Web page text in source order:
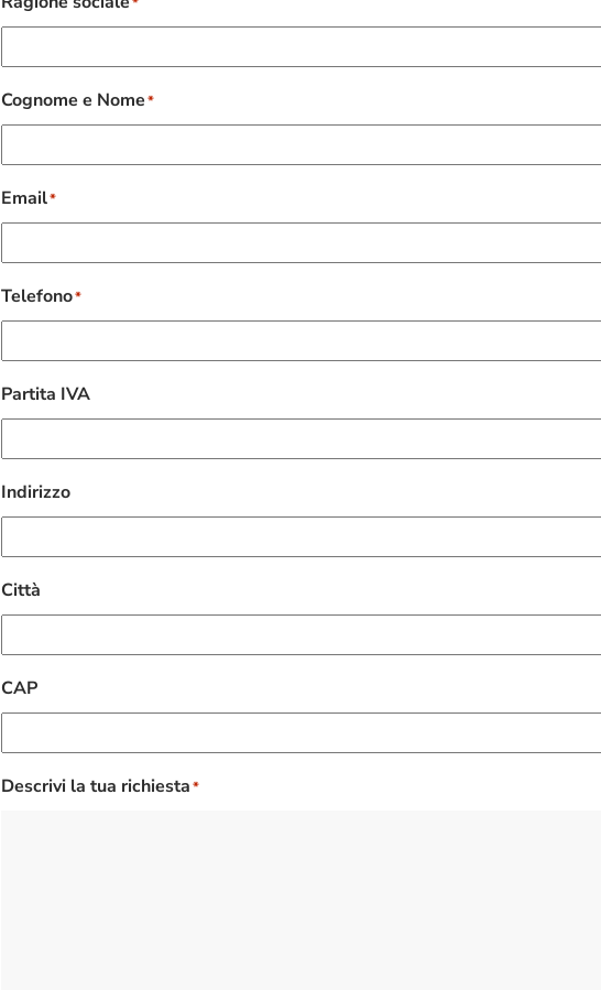
Cognome e Nome*
Email*
Telefono*
Partita IVA
Indirizzo
Città
CAP
Descrivi la tua richiesta*